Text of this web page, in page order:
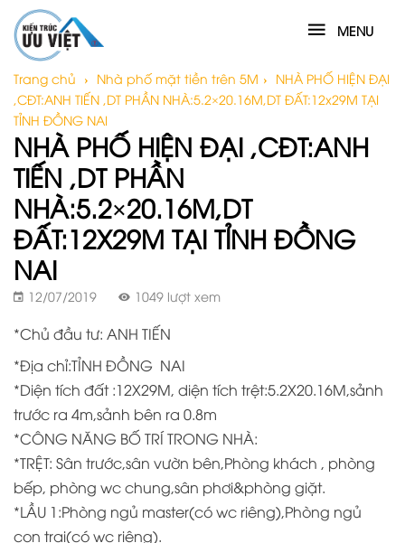
MENU
Trang chủ › Nhà phố mặt tiền trên 5M › NHÀ PHỐ HIỆN ĐẠI
,CĐT:ANH TIẾN ,DT PHẦN NHÀ:5.2×20.16M,DT ĐẤT:12x29M TẠI
TỈNH ĐỒNG NAI
NHÀ PHỐ HIỆN ĐẠI ,CĐT:ANH
TIẾN ,DT PHẦN
NHÀ:5.2×20.16M,DT
ĐẤT:12X29M TẠI TỈNH ĐỒNG
NAI
12/07/2019 1049 lượt xem
*Chủ đầu tư: ANH TIẾN
*Địa chỉ:TỈNH ĐỒNG NAI
*Diện tích đất :12X29M, diện tích trệt:5.2X20.16M,sảnh
trước ra 4m,sảnh bên ra 0.8m
*CÔNG NĂNG BỐ TRÍ TRONG NHÀ:
*TRỆT: Sân trước,sân vườn bên,Phòng khách , phòng
bếp, phòng wc chung,sân phơi&phòng giặt.
*LẦU 1:Phòng ngủ master(có wc riêng),Phòng ngủ
con trai(có wc riêng).